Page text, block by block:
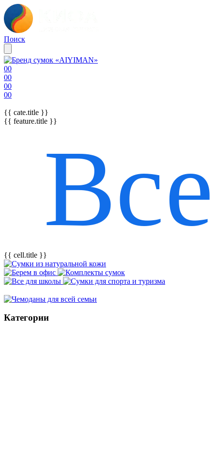
Поиск
00
00
00
00
{{ cate.title }}
{{ feature.title }}
{{ featureTitle }}
Все
{{ cell.title }}
Категории